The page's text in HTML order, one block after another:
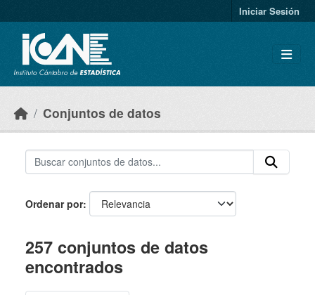
Iniciar Sesión
Conjuntos de datos
Ordenar por
257 conjuntos de datos
encontrados